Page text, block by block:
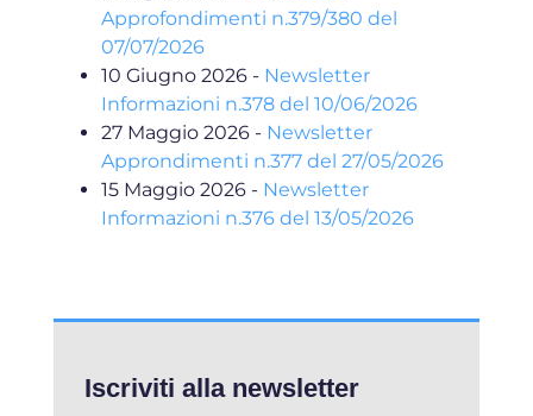
Approfondimenti n.379/380 del
07/07/2026
10 Giugno 2026 - Newsletter
Informazioni n.378 del 10/06/2026
27 Maggio 2026 - Newsletter
Approndimenti n.377 del 27/05/2026
15 Maggio 2026 - Newsletter
Informazioni n.376 del 13/05/2026
Iscriviti alla newsletter